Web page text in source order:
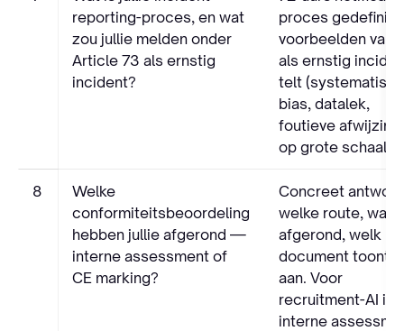
reporting-proces, en wat
zou jullie melden onder
Article 73 als ernstig
incident?
proces
voorbeelden van
als ernstig
telt
bias, datalek,
foutieve
op grote schaal).
8
Welke
conformiteitsbeoordeling
hebben jullie afgerond —
interne assessment of
CE marking?
Concreet
welke route,
afgerond, welk
document toont
aan. Voor
recruitment-AI is
interne